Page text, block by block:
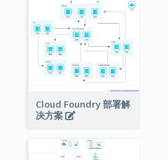
Cloud Foundry 部署解
决方案